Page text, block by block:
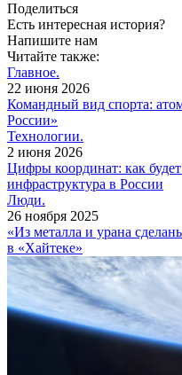
Поделиться
Есть интересная история?
Напишите нам
Читайте также:
Главное.
22 июня 2026
Командный вид спорта:
России»
Технологии.
2 июня 2026
Цифры координат: как
инфраструктура в России
Люди.
26 ноября 2025
«Из металла и урана
в «Хайтеке»